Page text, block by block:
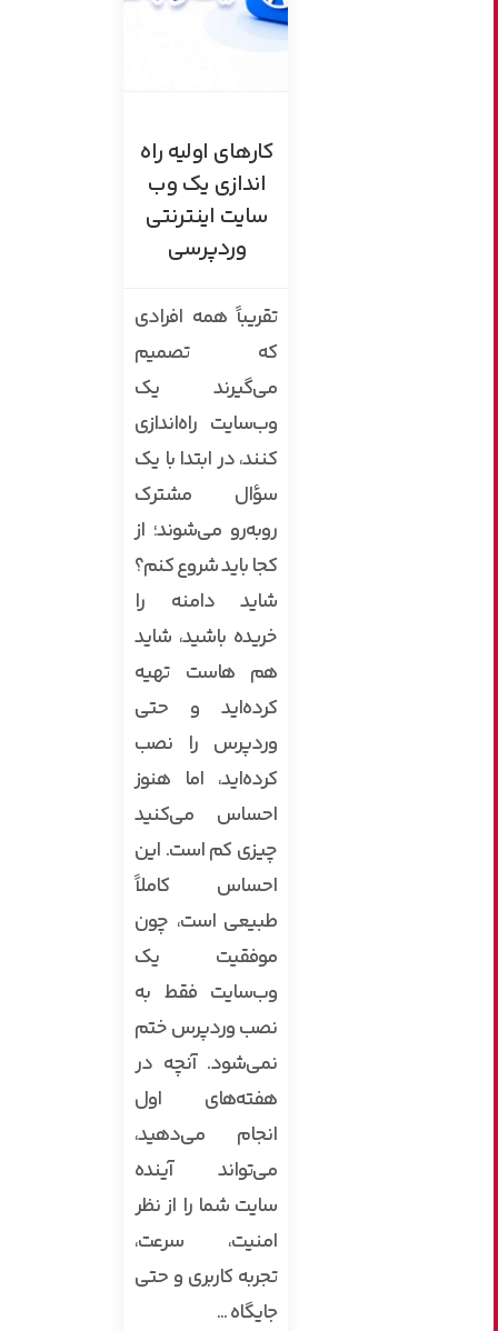
کارهای اولیه راه
اندازی یک وب
سایت اینترنتی
وردپرسی
تقریباً همه افرادی
که تصمیم
می‌گیرند یک
وب‌سایت راه‌اندازی
کنند، در ابتدا با یک
سؤال مشترک
روبه‌رو می‌شوند؛ از
کجا باید شروع کنم؟
شاید دامنه را
خریده باشید، شاید
هم هاست تهیه
کرده‌اید و حتی
وردپرس را نصب
کرده‌اید، اما هنوز
احساس می‌کنید
چیزی کم است. این
احساس کاملاً
طبیعی است، چون
موفقیت یک
وب‌سایت فقط به
نصب وردپرس ختم
نمی‌شود. آنچه در
هفته‌های اول
انجام می‌دهید،
می‌تواند آینده
سایت شما را از نظر
امنیت، سرعت،
تجربه کاربری و حتی
جایگاه ...